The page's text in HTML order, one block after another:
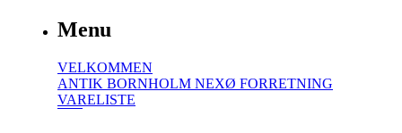
Menu
VELKOMMEN
ANTIK BORNHOLM NEXØ FORRETNING
VARELISTE